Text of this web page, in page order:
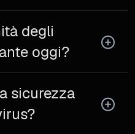
degli
oggi?
sicurezza